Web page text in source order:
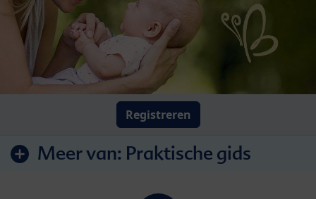
Registreren
Meer van: Praktische gids